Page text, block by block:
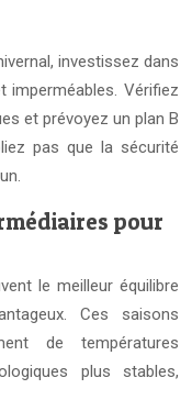
investissez dans
imperméables. Vérifiez
et prévoyez un plan B
pas que la sécurité
pour
le meilleur équilibre
Ces saisons
de températures
plus stables,